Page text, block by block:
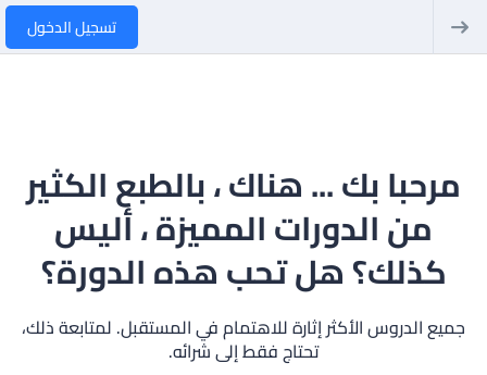
تسجيل الدخول
مرحبا بك ... هناك ، بالطبع الكثير
من الدورات المميزة ، أليس
كذلك؟ هل تحب هذه الدورة؟
جميع الدروس الأكثر إثارة للاهتمام في المستقبل. لمتابعة ذلك،
تحتاج فقط إلى شرائه.